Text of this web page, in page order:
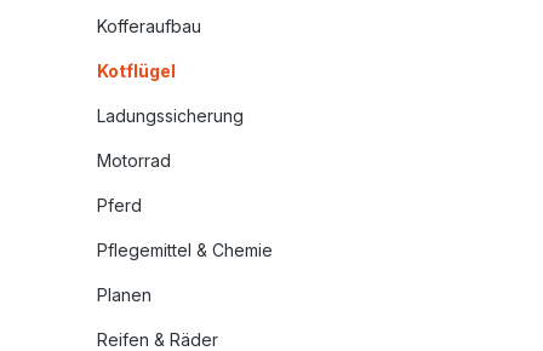
Kofferaufbau
Kotflügel
Ladungssicherung
Motorrad
Pferd
Pflegemittel & Chemie
Planen
Reifen & Räder